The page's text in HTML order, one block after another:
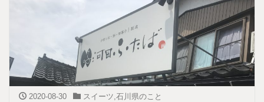
2020-08-30 スイーツ,石川県のこと